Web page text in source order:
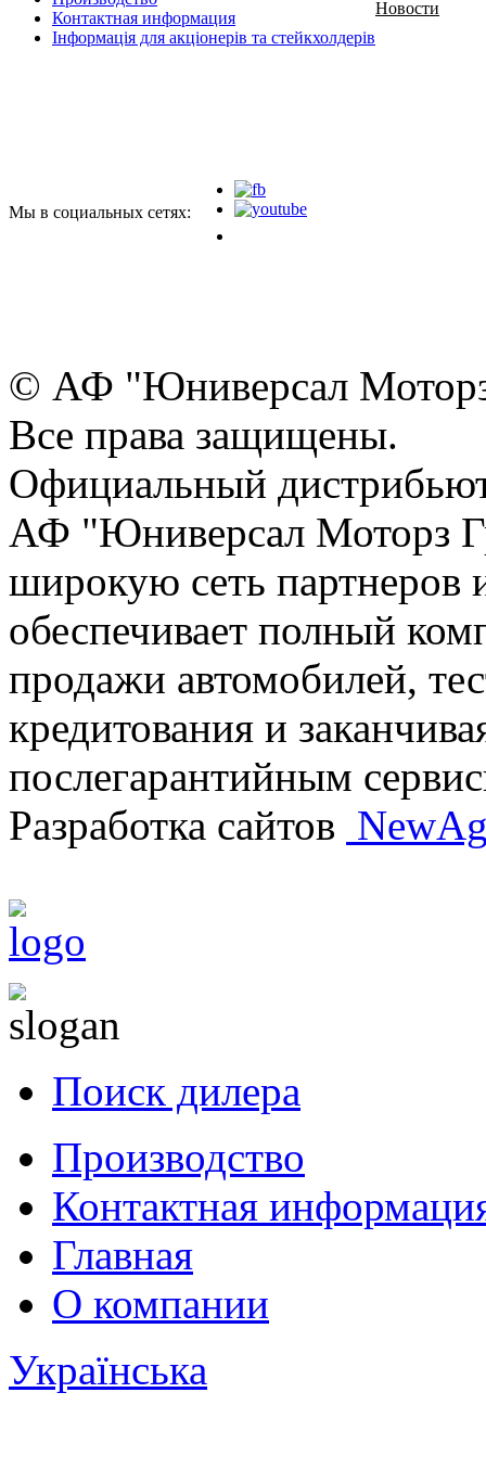
Контактная информация
Інформація для акціонерів та стейкхолдерів
Новости
Мы в социальных сетях:
© АФ "Юниверсал
Все права защищены.
Официальный
АФ "Юниверсал Моторз
широкую сеть партнеров
обеспечивает полный
продажи автомобилей,
кредитования и
послегарантийным
Разработка сайтов
Поиск дилера
Производство
Контактная
Главная
О компании
Українська